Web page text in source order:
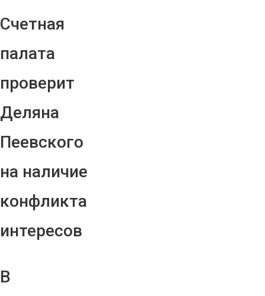
Счетная
палата
проверит
Деляна
Пеевского
на наличие
конфликта
интересов
В